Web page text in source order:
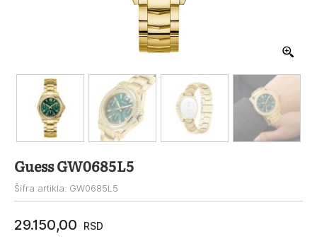
Guess GW0685L5
Šifra artikla: GW0685L5
29.150,00 RSD